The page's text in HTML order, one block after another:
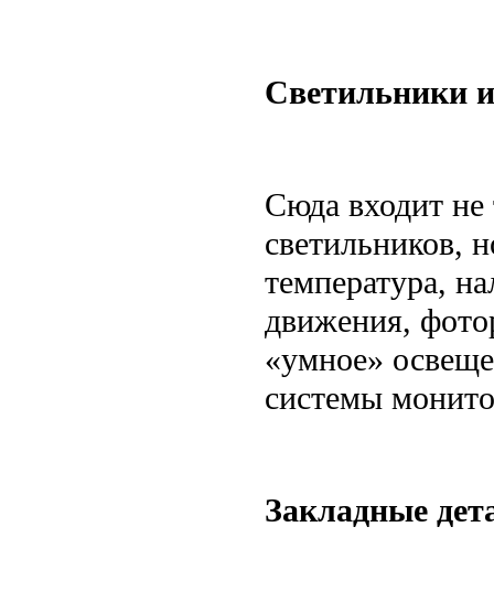
Светильники и
Сюда входит не
светильников,
температура,
движения,
«умное»
системы
Закладные